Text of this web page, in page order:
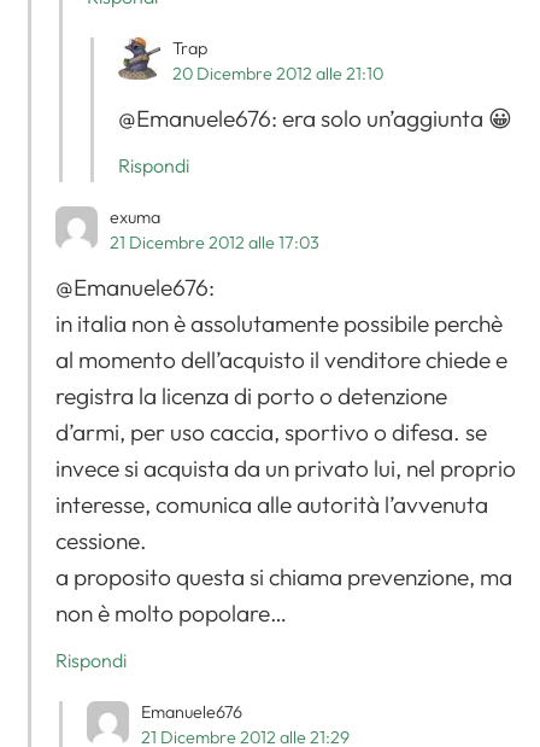
Trap
20 Dicembre 2012 alle 21:10
@Emanuele676: era solo un’aggiunta 😀
Rispondi
exuma
21 Dicembre 2012 alle 17:03
@Emanuele676:
in italia non è assolutamente possibile perchè
al momento dell’acquisto il venditore chiede e
registra la licenza di porto o detenzione
d’armi, per uso caccia, sportivo o difesa. se
invece si acquista da un privato lui, nel proprio
interesse, comunica alle autorità l’avvenuta
cessione.
a proposito questa si chiama prevenzione, ma
non è molto popolare…
Rispondi
Emanuele676
21 Dicembre 2012 alle 21:29
Apri il menu di navigazione